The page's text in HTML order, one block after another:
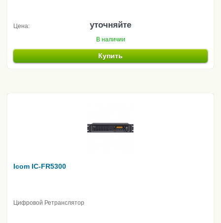
Цена: уточняйте
В наличии
Купить
Icom IC-FR5300
Цифровой Ретранслятор